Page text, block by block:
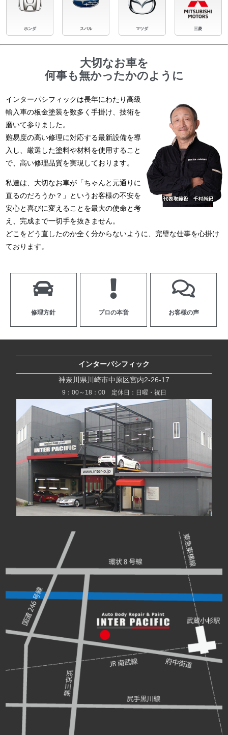
ホンダ スバル マツダ 三菱
大切なお車を
何事も無かったかのように
インターパシフィックは長年にわたり高級
輸入車の板金塗装を数多く手掛け、技術を
磨いて参りました。
難易度の高い修理に対応する最新設備を導
入し、厳選した塗料や材料を使用すること
で、高い修理品質を実現しております。
私達は、大切なお車が「ちゃんと元通りに
直るのだろうか？」というお客様の不安を
安心と喜びに変えることを最大の使命と考
え、完成まで一切手を抜きません。
どこをどう直したのか全く分からないように、完璧な仕事を心掛け
ております。
修理方針 プロの本音 お客様の声
インターパシフィック
神奈川県川崎市中原区宮内2-26-17
9：00～18：00 定休日：日曜・祝日